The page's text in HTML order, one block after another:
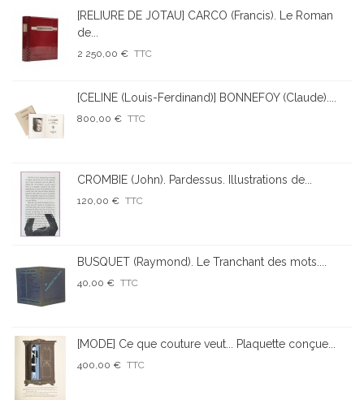
[RELIURE DE JOTAU] CARCO (Francis). Le Roman
de...
2 250,00 € TTC
[CELINE (Louis-Ferdinand)] BONNEFOY (Claude)....
800,00 € TTC
CROMBIE (John). Pardessus. Illustrations de...
120,00 € TTC
BUSQUET (Raymond). Le Tranchant des mots....
40,00 € TTC
[MODE] Ce que couture veut... Plaquette conçue...
400,00 € TTC